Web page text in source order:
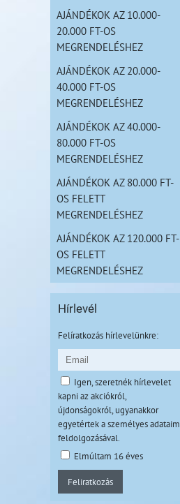
AJÁNDÉKOK AZ 10.000-
20.000 FT-OS
MEGRENDELÉSHEZ
AJÁNDÉKOK AZ 20.000-
40.000 FT-OS
MEGRENDELÉSHEZ
AJÁNDÉKOK AZ 40.000-
80.000 FT-OS
MEGRENDELÉSHEZ
AJÁNDÉKOK AZ 80.000 FT-
OS FELETT
MEGRENDELÉSHEZ
AJÁNDÉKOK AZ 120.000 FT-
OS FELETT
MEGRENDELÉSHEZ
Hírlevél
Felíratkozás hírlevelünkre:
Igen, szeretnék hírlevelet
kapni az akciókról,
újdonságokról, ugyanakkor
egyetértek a személyes adataim
feldolgozásával.
Elmúltam 16 éves
Feliratkozás